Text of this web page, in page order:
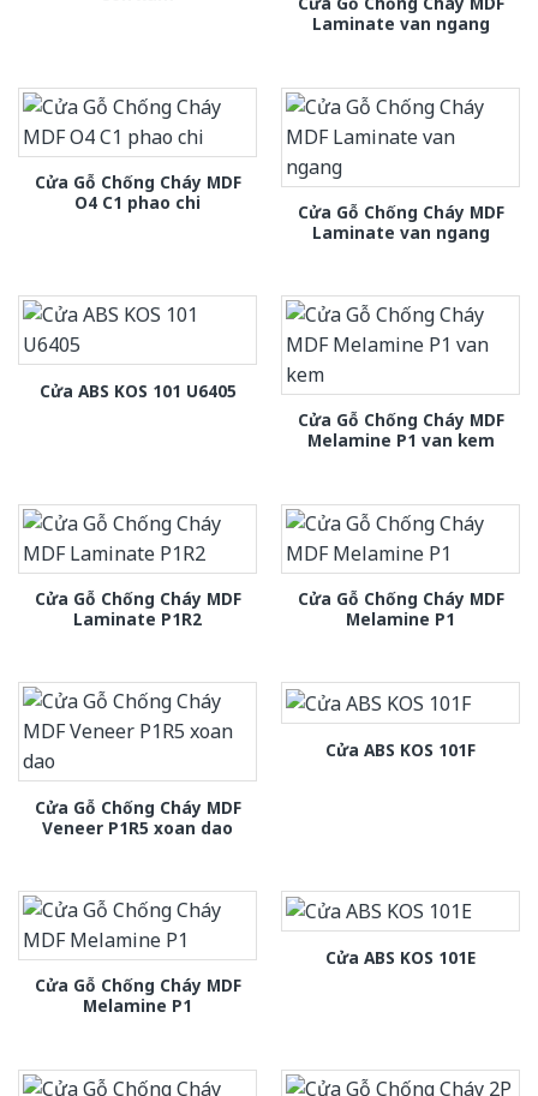
Laminate van ngang
Cửa Gỗ Chống Cháy MDF
O4 C1 phao chi
Cửa Gỗ Chống Cháy MDF
Laminate van ngang
Cửa ABS KOS 101 U6405
Cửa Gỗ Chống Cháy MDF
Melamine P1 van kem
Cửa Gỗ Chống Cháy MDF
Laminate P1R2
Cửa Gỗ Chống Cháy MDF
Melamine P1
Cửa Gỗ Chống Cháy MDF
Veneer P1R5 xoan dao
Cửa ABS KOS 101F
Cửa Gỗ Chống Cháy MDF
Melamine P1
Cửa ABS KOS 101E